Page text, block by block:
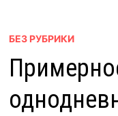
БЕЗ РУБРИКИ